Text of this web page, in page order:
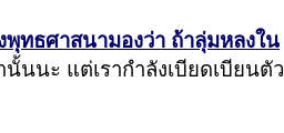
พุทธศาสนามองว่า ถ้าลุ่มหลงใน
นนะ แต่เรากำลังเบียดเบียนตัว